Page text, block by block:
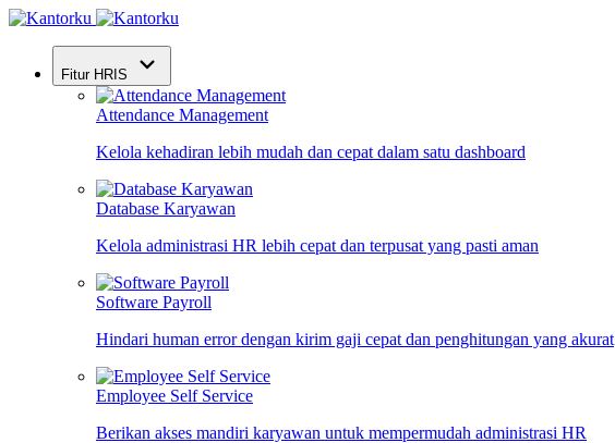
Fitur HRIS
Attendance Management
Kelola kehadiran lebih mudah dan cepat dalam satu dashboard
Database Karyawan
Kelola administrasi HR lebih cepat dan terpusat yang pasti aman
Software Payroll
Hindari human error dengan kirim gaji cepat dan penghitungan yang akurat
Employee Self Service
Berikan akses mandiri karyawan untuk mempermudah administrasi HR